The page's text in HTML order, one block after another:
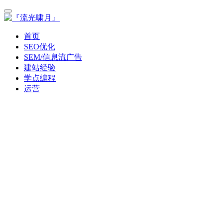
首页
SEO优化
SEM/信息流广告
建站经验
学点编程
运营